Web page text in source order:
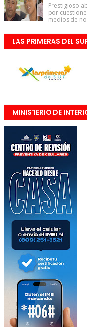
Prestigioso
por
medios de
LAS PRIMERAS DEL
MINISTERIO DE